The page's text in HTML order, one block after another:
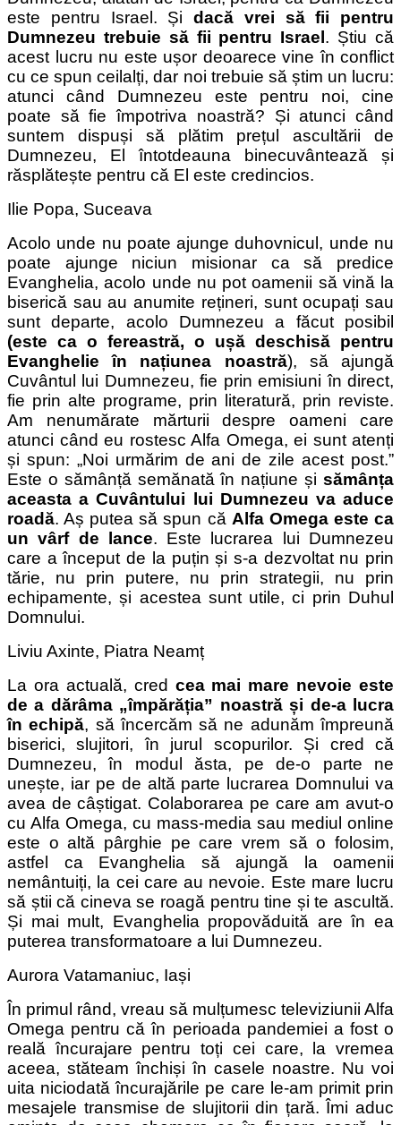
este pentru Israel. Și dacă vrei să fii pentru
Dumnezeu trebuie să fii pentru Israel. Știu că
acest lucru nu este ușor deoarece vine în conflict
cu ce spun ceilalți, dar noi trebuie să știm un lucru:
atunci când Dumnezeu este pentru noi, cine
poate să fie împotriva noastră? Și atunci când
suntem dispuși să plătim prețul ascultării de
Dumnezeu, El întotdeauna binecuvântează și
răsplătește pentru că El este credincios.
Ilie Popa, Suceava
Acolo unde nu poate ajunge duhovnicul, unde nu
poate ajunge niciun misionar ca să predice
Evanghelia, acolo unde nu pot oamenii să vină la
biserică sau au anumite rețineri, sunt ocupați sau
sunt departe, acolo Dumnezeu a făcut posibil
(este ca o fereastră, o ușă deschisă pentru
Evanghelie în națiunea noastră), să ajungă
Cuvântul lui Dumnezeu, fie prin emisiuni în direct,
fie prin alte programe, prin literatură, prin reviste.
Am nenumărate mărturii despre oameni care
atunci când eu rostesc Alfa Omega, ei sunt atenți
și spun: „Noi urmărim de ani de zile acest post.”
Este o sămânță semănată în națiune și sămânța
aceasta a Cuvântului lui Dumnezeu va aduce
roadă. Aș putea să spun că Alfa Omega este ca
un vârf de lance. Este lucrarea lui Dumnezeu
care a început de la puțin și s-a dezvoltat nu prin
tărie, nu prin putere, nu prin strategii, nu prin
echipamente, și acestea sunt utile, ci prin Duhul
Domnului.
Liviu Axinte, Piatra Neamț
La ora actuală, cred cea mai mare nevoie este
de a dărâma „împărăția” noastră și de-a lucra
în echipă, să încercăm să ne adunăm împreună
biserici, slujitori, în jurul scopurilor. Și cred că
Dumnezeu, în modul ăsta, pe de-o parte ne
unește, iar pe de altă parte lucrarea Domnului va
avea de câștigat. Colaborarea pe care am avut-o
cu Alfa Omega, cu mass-media sau mediul online
este o altă pârghie pe care vrem să o folosim,
astfel ca Evanghelia să ajungă la oamenii
nemântuiți, la cei care au nevoie. Este mare lucru
să știi că cineva se roagă pentru tine și te ascultă.
Și mai mult, Evanghelia propovăduită are în ea
puterea transformatoare a lui Dumnezeu.
Aurora Vatamaniuc, Iași
În primul rând, vreau să mulțumesc televiziunii Alfa
Omega pentru că în perioada pandemiei a fost o
reală încurajare pentru toți cei care, la vremea
aceea, stăteam închiși în casele noastre. Nu voi
uita niciodată încurajările pe care le-am primit prin
mesajele transmise de slujitorii din țară. Îmi aduc